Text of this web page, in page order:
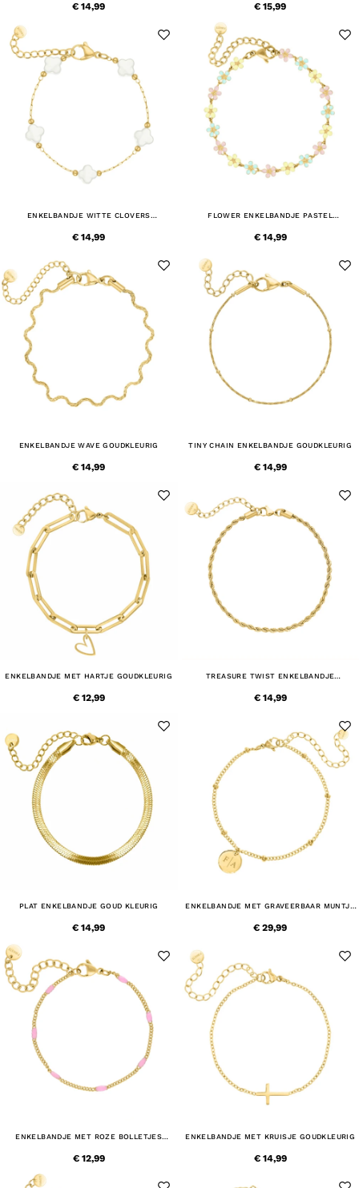
€ 14,99 € 15,99
ENKELBANDJE WITTE CLOVERS
€ 14,99
FLOWER ENKELBANDJE PASTEL
€ 14,99
ENKELBANDJE WAVE GOUDKLEURIG
€ 14,99
TINY CHAIN ENKELBANDJE GOUDKLEURIG
€ 14,99
ENKELBANDJE MET HARTJE GOUDKLEURIG
€ 12,99
TREASURE TWIST ENKELBANDJE
€ 14,99
PLAT ENKELBANDJE GOUD KLEURIG
€ 14,99
ENKELBANDJE MET GRAVEERBAAR MUNTJE
€ 29,99
ENKELBANDJE MET ROZE BOLLETJES
€ 12,99
ENKELBANDJE MET KRUISJE GOUDKLEURIG
€ 14,99